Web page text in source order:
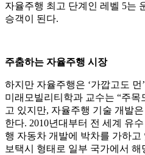
자율주행 최고 단계인 레벨 5는
승객이 된다.
주춤하는 자율주행 시장
하지만 자율주행은 ‘가깝고도
미래모빌리티학과 교수는 “주
고 있지만, 자율주행 기술 개발
한다. 2010년대부터 전 세계 유
행 자동차 개발에 박차를 가하고
보택시 형태로 일부 국가에서